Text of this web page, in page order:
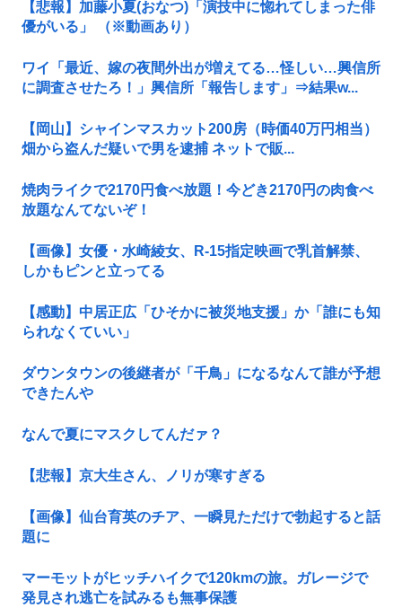
【悲報】加藤小夏(おなつ)「演技中に惚れてしまった俳
優がいる」 （※動画あり）
ワイ「最近、嫁の夜間外出が増えてる…怪しい…興信所
に調査させたろ！」興信所「報告します」⇒結果w...
【岡山】シャインマスカット200房（時価40万円相当）
畑から盗んだ疑いで男を逮捕 ネットで販...
焼肉ライクで2170円食べ放題！今どき2170円の肉食べ
放題なんてないぞ！
【画像】女優・水崎綾女、R-15指定映画で乳首解禁、
しかもピンと立ってる
【感動】中居正広「ひそかに被災地支援」か「誰にも知
られなくていい」
ダウンタウンの後継者が「千鳥」になるなんて誰が予想
できたんや
なんで夏にマスクしてんだァ？
【悲報】京大生さん、ノリが寒すぎる
【画像】仙台育英のチア、一瞬見ただけで勃起すると話
題に
マーモットがヒッチハイクで120kmの旅。ガレージで
発見され逃亡を試みるも無事保護